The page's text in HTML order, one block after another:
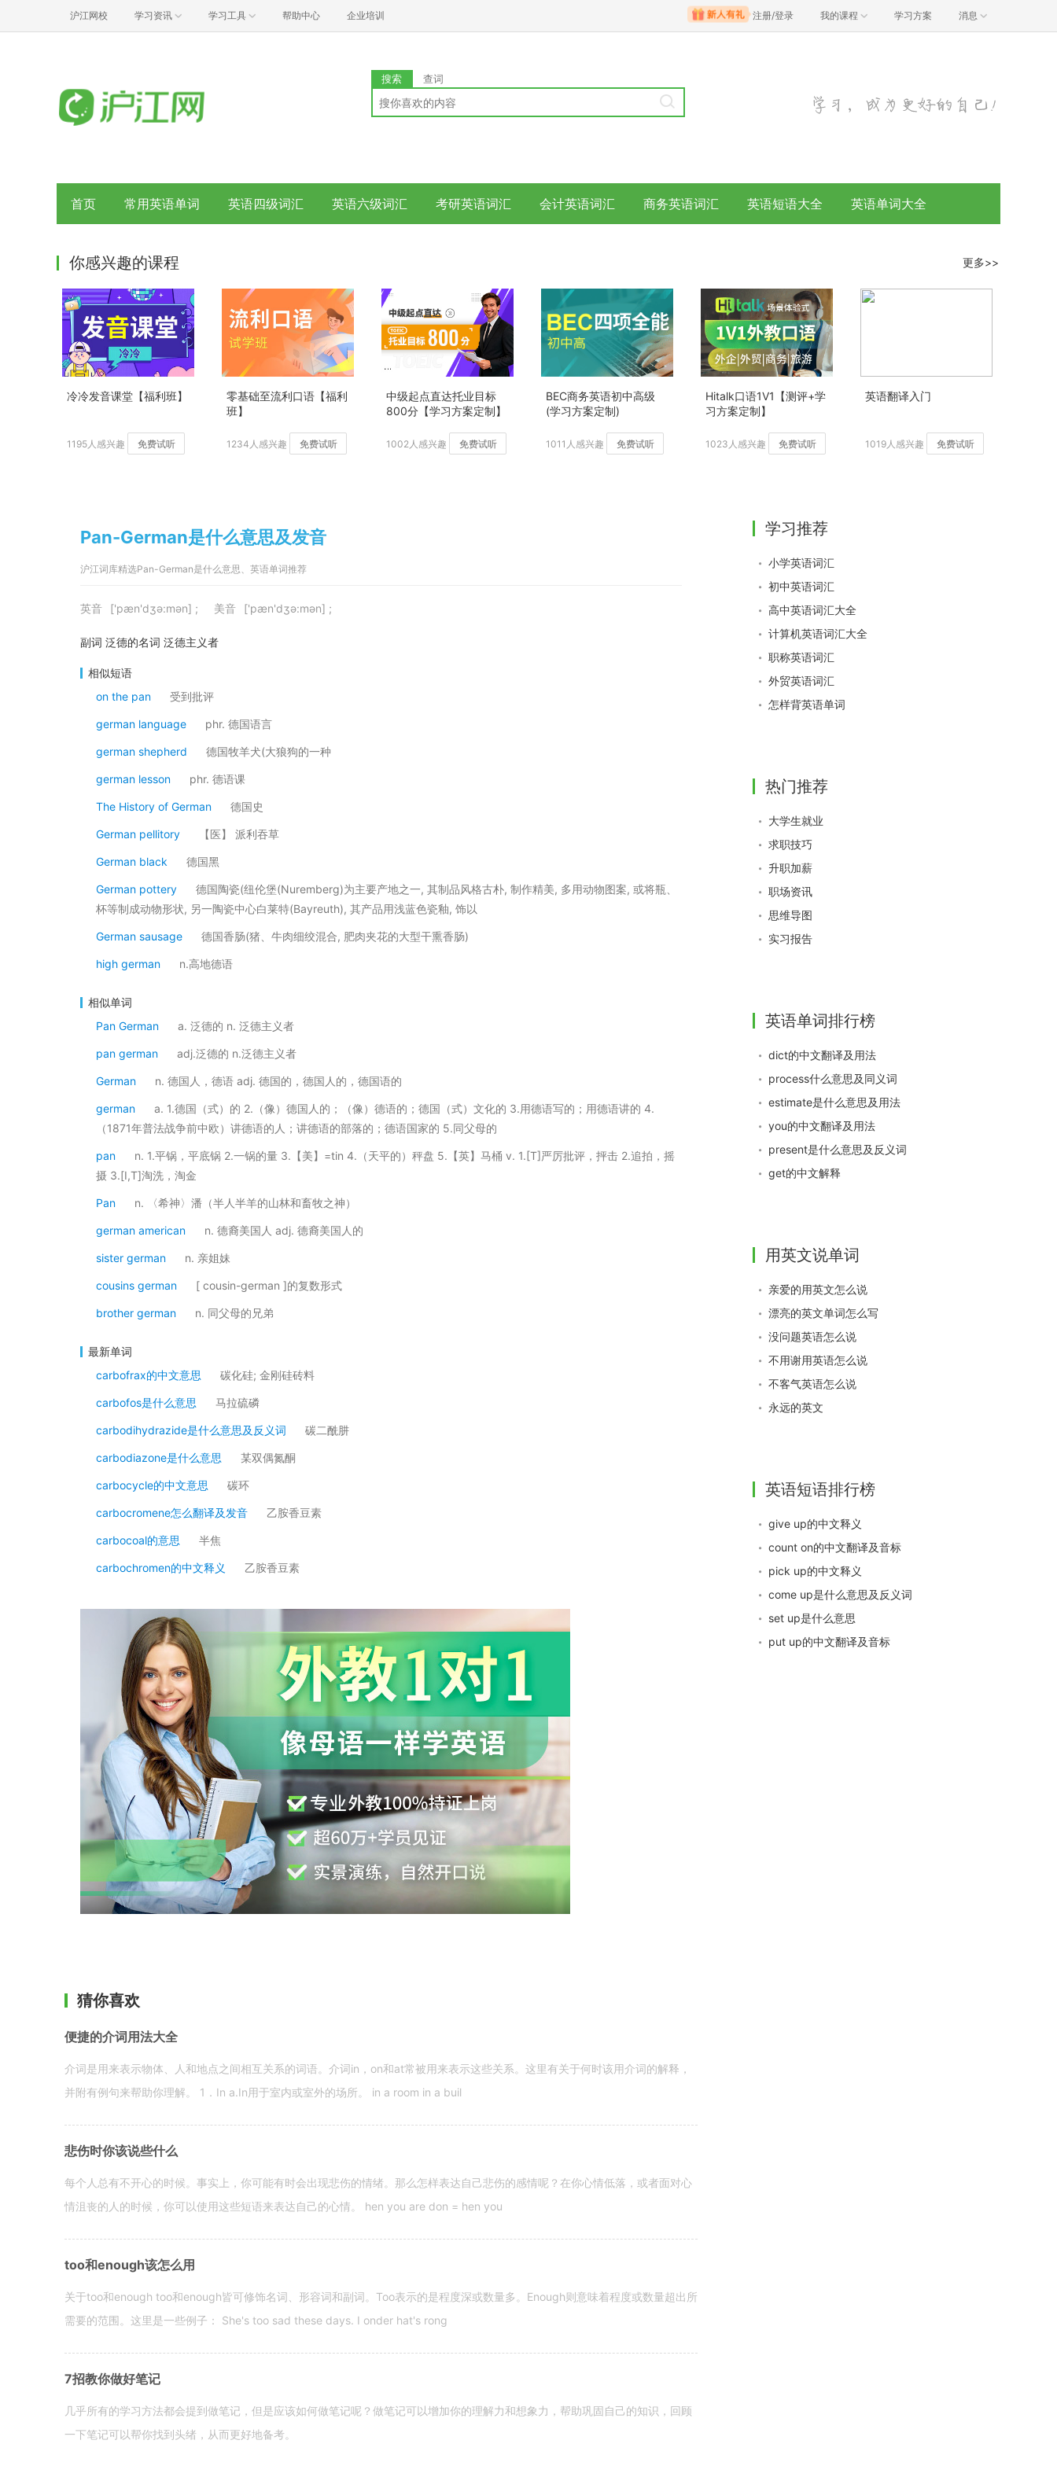
沪江网校 学习资讯 学习工具 帮助中心 企业培训 注册/登录 我的课程 学习方案 消息
搜索 查词
首页 常用英语单词 英语四级词汇 英语六级词汇 考研英语词汇 会计英语词汇 商务英语词汇 英语短语大全 英语单词大全
你感兴趣的课程 更多>>
冷冷发音课堂【福利班】
1195人感兴趣 免费试听
零基础至流利口语【福利
班】
1234人感兴趣 免费试听
中级起点直达托业目标
800分【学习方案定制】
1002人感兴趣 免费试听
BEC商务英语初中高级
(学习方案定制)
1011人感兴趣 免费试听
Hitalk口语1V1【测评+学
习方案定制】
1023人感兴趣 免费试听
英语翻译入门
1019人感兴趣 免费试听
Pan-German是什么意思及发音
沪江词库精选Pan-German是什么意思、英语单词推荐
英音 ['pæn'dʒə:mən] ; 美音 ['pæn'dʒə:mən] ;
副词 泛德的名词 泛德主义者
相似短语
on the pan
受到批评
german language phr. 德国语言
german shepherd 德国牧羊犬(大狼狗的一种
german lesson phr. 德语课
The History of German 德国史
German pellitory 【医】 派利吞草
German black 德国黑
German pottery
德国陶瓷(纽伦堡(Nuremberg)为主要产地之一, 其制品风格古朴, 制作精美, 多用动物图案, 或将瓶、
杯等制成动物形状, 另一陶瓷中心白莱特(Bayreuth), 其产品用浅蓝色瓷釉, 饰以
German sausage 德国香肠(猪、牛肉细绞混合, 肥肉夹花的大型干熏香肠)
high german n.高地德语
相似单词
Pan German
a. 泛德的 n. 泛德主义者
pan german adj.泛德的 n.泛德主义者
German n. 德国人，德语 adj. 德国的，德国人的，德国语的
german
a. 1.德国（式）的 2.（像）德国人的；（像）德语的；德国（式）文化的 3.用德语写的；用德语讲的 4.
（1871年普法战争前中欧）讲德语的人；讲德语的部落的；德语国家的 5.同父母的
pan
n. 1.平锅，平底锅 2.一锅的量 3.【美】=tin 4.（天平的）秤盘 5.【英】马桶 v. 1.[T]严厉批评，抨击 2.追拍，摇
摄 3.[I,T]淘洗，淘金
Pan n. 〈希神〉潘（半人半羊的山林和畜牧之神）
german american n. 德裔美国人 adj. 德裔美国人的
sister german n. 亲姐妹
cousins german [ cousin-german ]的复数形式
brother german n. 同父母的兄弟
最新单词
carbofrax的中文意思
碳化硅; 金刚硅砖料
carbofos是什么意思 马拉硫磷
carbodihydrazide是什么意思及反义词 碳二酰肼
carbodiazone是什么意思 某双偶氮酮
carbocycle的中文意思 碳环
carbocromene怎么翻译及发音 乙胺香豆素
carbocoal的意思 半焦
carbochromen的中文释义 乙胺香豆素
猜你喜欢
便捷的介词用法大全
介词是用来表示物体、人和地点之间相互关系的词语。介词in，on和at常被用来表示这些关系。这里有关于何时该用介词的解释，
并附有例句来帮助你理解。 1．In a.In用于室内或室外的场所。 in a room in a buil
悲伤时你该说些什么
每个人总有不开心的时候。事实上，你可能有时会出现悲伤的情绪。那么怎样表达自己悲伤的感情呢？在你心情低落，或者面对心
情沮丧的人的时候，你可以使用这些短语来表达自己的心情。 hen you are don = hen you
too和enough该怎么用
关于too和enough too和enough皆可修饰名词、形容词和副词。Too表示的是程度深或数量多。Enough则意味着程度或数量超出所
需要的范围。这里是一些例子： She's too sad these days. I onder hat's rong
7招教你做好笔记
几乎所有的学习方法都会提到做笔记，但是应该如何做笔记呢？做笔记可以增加你的理解力和想象力，帮助巩固自己的知识，回顾
一下笔记可以帮你找到头绪，从而更好地备考。
学习推荐
小学英语词汇
初中英语词汇
高中英语词汇大全
计算机英语词汇大全
职称英语词汇
外贸英语词汇
怎样背英语单词
热门推荐
大学生就业
求职技巧
升职加薪
职场资讯
思维导图
实习报告
英语单词排行榜
dict的中文翻译及用法
process什么意思及同义词
estimate是什么意思及用法
you的中文翻译及用法
present是什么意思及反义词
get的中文解释
用英文说单词
亲爱的用英文怎么说
漂亮的英文单词怎么写
没问题英语怎么说
不用谢用英语怎么说
不客气英语怎么说
永远的英文
英语短语排行榜
give up的中文释义
count on的中文翻译及音标
pick up的中文释义
come up是什么意思及反义词
set up是什么意思
put up的中文翻译及音标